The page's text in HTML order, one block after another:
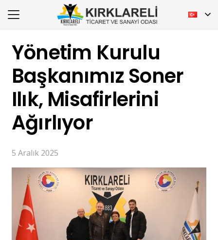
Yönetim Kurulu
Başkanımız Soner
Ilık, Misafirlerini
Ağırlıyor
5 Aralık 2025